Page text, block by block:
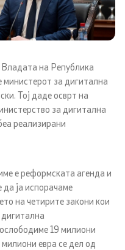
на Република
за дигитална
Тој даде осврт на
за дигитална
реализирани
е реформската агенда и
ја испорачаме
на четирите закони кои
19 милиони
евра се дел од